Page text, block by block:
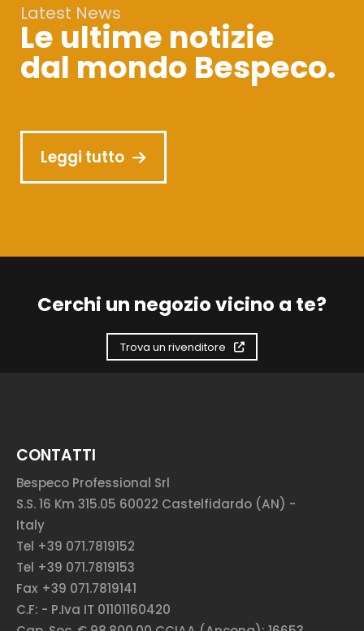
Latest News
Le ultime notizie
dal mondo Bespeco.
Leggi tutto
Cerchi un negozio vicino a te?
Trova un rivenditore
CONTATTI
Bespeco Professional Srl
S.S. 16 Km 315.05 60022 Castelfidardo (AN) -
Italy
Tel +39 071.7819152
Tel +39 071.7819153
Fax +39 071.7819141
C.F: - P.Iva IT 01101160420